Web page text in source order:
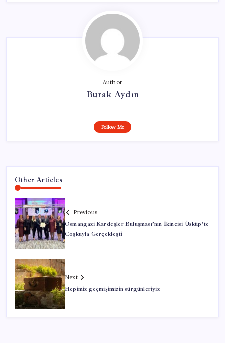
Author
Burak Aydın
Follow Me
Other Articles
Previous
Osmangazi Kardeşler Buluşması’nın İkincisi Üsküp’te
Coşkuyla Gerçekleşti
Next
Hepimiz geçmişimizin sürgünleriyiz